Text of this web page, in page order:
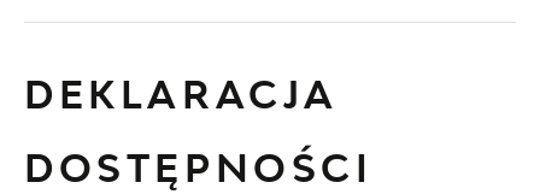
DEKLARACJA
DOSTĘPNOŚCI